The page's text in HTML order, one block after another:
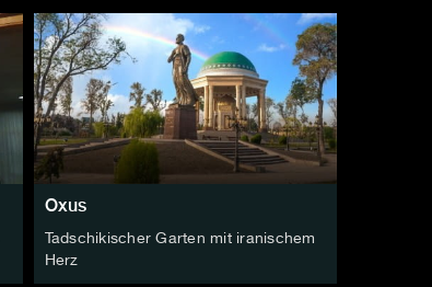
Oxus
Tadschikischer Garten mit iranischem
Herz